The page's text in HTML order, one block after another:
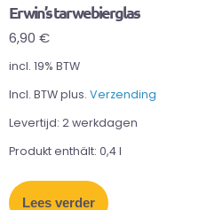
Erwin’s tarwebierglas
6,90 €
incl. 19% BTW
Incl. BTW plus. Verzending
Levertijd: 2 werkdagen
Produkt enthält: 0,4l
Lees verder